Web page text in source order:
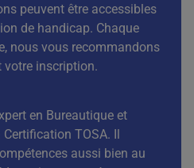
peuvent être accessibles
de handicap. Chaque
nous vous recommandons
votre inscription.
en Bureautique et
TOSA. Il
aussi bien au